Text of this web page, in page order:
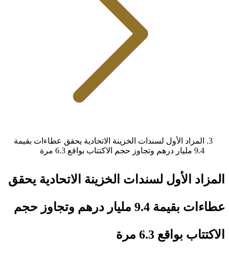
المزاد الأول لسندات الخزينة الاتحادية يحقق عطاءات بقيمة
9.4 مليار درهم وتجاوز حجم الاكتتاب بواقع 6.3 مرة
المزاد الأول لسندات الخزينة الاتحادية يحقق
عطاءات بقيمة 9.4 مليار درهم وتجاوز حجم
الاكتتاب بواقع 6.3 مرة